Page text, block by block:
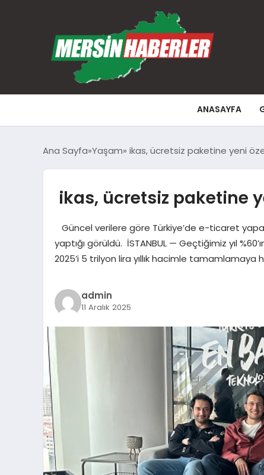
ANASAYFA
Ana Sayfa Yaşam ikas, ücretsiz paketine yeni
ikas, ücretsiz paketine
Güncel verilere göre Türkiye’de e-ticaret yapan
yaptığı görüldü. İSTANBUL — Geçtiğimiz yıl
2025’i 5 trilyon lira yıllık hacimle tamamlamaya
admin
11 Aralık 2025